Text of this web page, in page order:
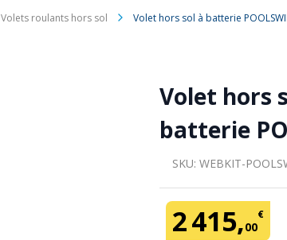
Volets roulants hors sol Volet hors sol à batterie
Volet hors
batterie
SKU: WEBKIT-
2415,00
€